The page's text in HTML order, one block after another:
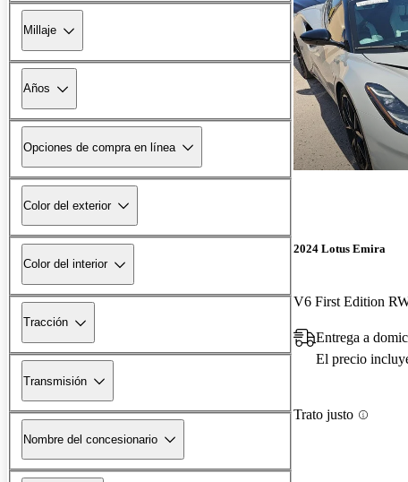
Millaje
Años
Opciones de compra en línea
Color del exterior
Color del interior
Tracción
Transmisión
Nombre del concesionario
2024 Lotus Emira
V6 First Edition
Entrega a
El precio
Trato justo